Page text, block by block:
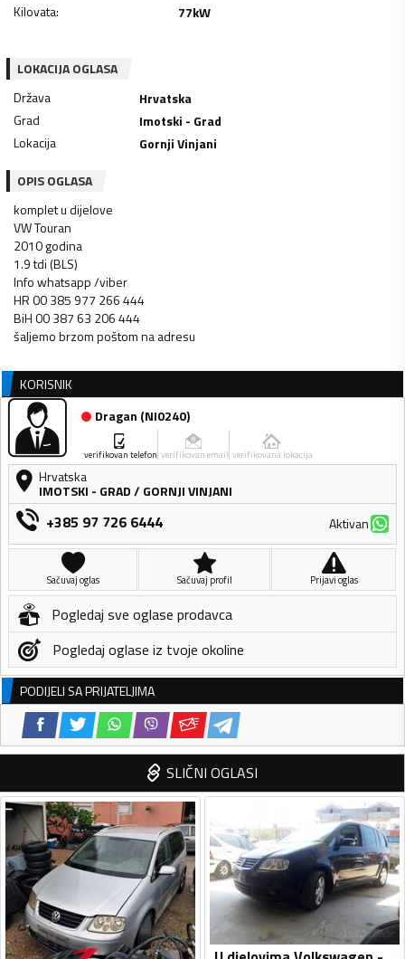
Kilovata: 77kW
LOKACIJA OGLASA
Država
Hrvatska
Grad
Imotski - Grad
Lokacija
Gornji Vinjani
OPIS OGLASA
komplet u dijelove
VW Touran
2010 godina
1.9 tdi (BLS)
Info whatsapp /viber
HR 00 385 977 266 444
BiH 00 387 63 206 444
šaljemo brzom poštom na adresu
KORISNIK
Dragan (NI0240)
verifikovan telefon verifikovan email verifikovana lokacija
Hrvatska
IMOTSKI - GRAD/ GORNJI VINJANI
+385 97 726 6444 Aktivan
Sačuvaj oglas Sačuvaj profil Prijavi oglas
Pogledaj sve oglase prodavca
Pogledaj oglase iz tvoje okoline
PODIJELI SA PRIJATELJIMA
SLIČNI OGLASI